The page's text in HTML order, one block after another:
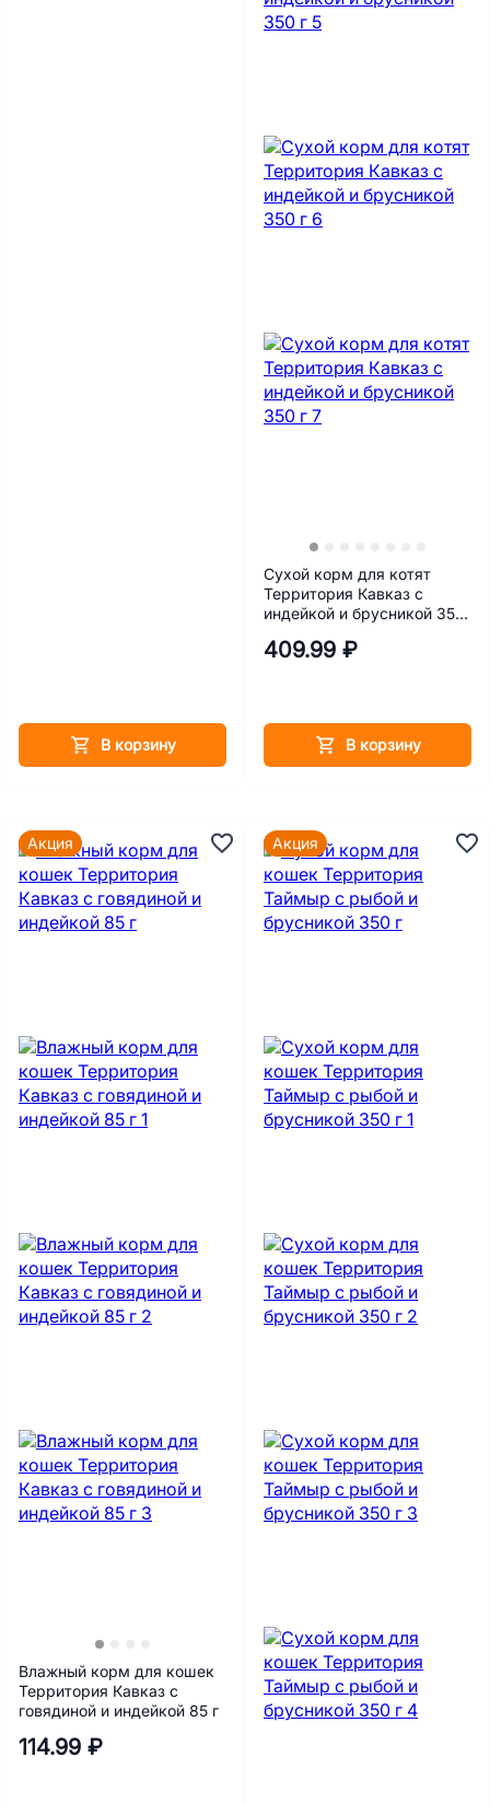
В корзину
Сухой корм для котят
Территория Кавказ с
индейкой и брусникой 350
409.99 ₽
В корзину
Влажный корм для кошек
Территория Кавказ с
говядиной и индейкой 85 г
114.99 ₽
Акция Акция